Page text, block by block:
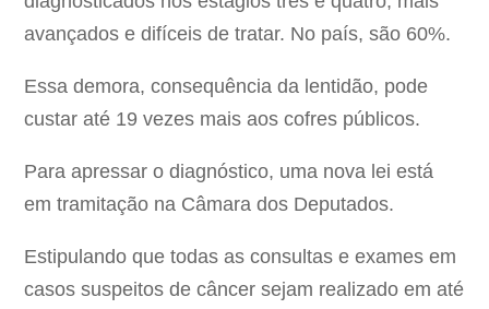
avançados e difíceis de tratar. No país, são 60%.
Essa demora, consequência da lentidão, pode
custar até 19 vezes mais aos cofres públicos.
Para apressar o diagnóstico, uma nova lei está
em tramitação na Câmara dos Deputados.
Estipulando que todas as consultas e exames em
casos suspeitos de câncer sejam realizado em até